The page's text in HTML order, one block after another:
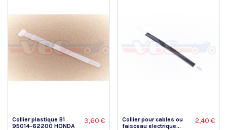
Collier plastique B1
95014-62200 HONDA
3,60 €
Collier pour cables ou
faisceau electrique...
2,40 €